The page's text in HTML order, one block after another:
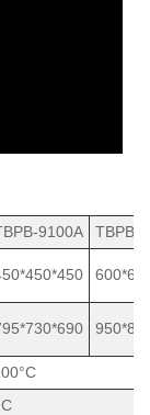
9100A
TBPB-